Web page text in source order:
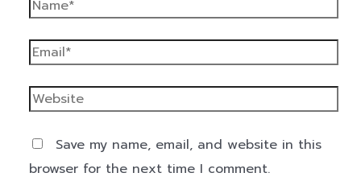
Save my name, email, and website in this
browser for the next time I comment.